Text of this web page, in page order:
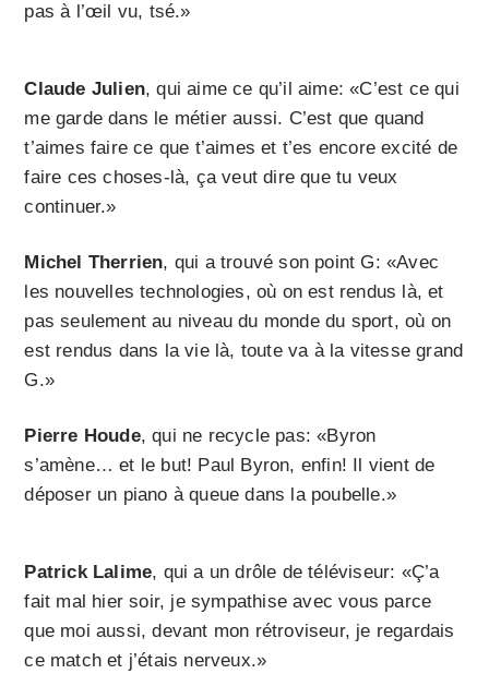
pas à l’œil vu, tsé.»
Claude Julien, qui aime ce qu’il aime: «C’est ce qui
me garde dans le métier aussi. C’est que quand
t’aimes faire ce que t’aimes et t’es encore excité de
faire ces choses-là, ça veut dire que tu veux
continuer.»
Michel Therrien, qui a trouvé son point G: «Avec
les nouvelles technologies, où on est rendus là, et
pas seulement au niveau du monde du sport, où on
est rendus dans la vie là, toute va à la vitesse grand
G.»
Pierre Houde, qui ne recycle pas: «Byron
s’amène… et le but! Paul Byron, enfin! Il vient de
déposer un piano à queue dans la poubelle.»
Patrick Lalime, qui a un drôle de téléviseur: «Ç’a
fait mal hier soir, je sympathise avec vous parce
que moi aussi, devant mon rétroviseur, je regardais
ce match et j’étais nerveux.»